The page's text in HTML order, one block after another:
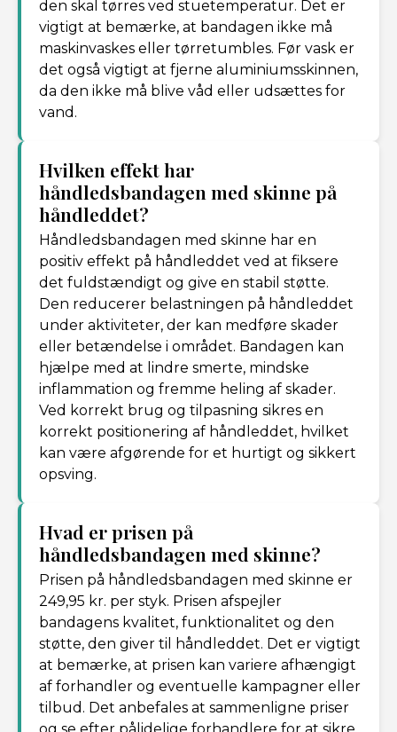
den skal tørres ved stuetemperatur. Det er
vigtigt at bemærke, at bandagen ikke må
maskinvaskes eller tørretumbles. Før vask er
det også vigtigt at fjerne aluminiumsskinnen,
da den ikke må blive våd eller udsættes for
vand.
Hvilken effekt har
håndledsbandagen med skinne på
håndleddet?
Håndledsbandagen med skinne har en
positiv effekt på håndleddet ved at fiksere
det fuldstændigt og give en stabil støtte.
Den reducerer belastningen på håndleddet
under aktiviteter, der kan medføre skader
eller betændelse i området. Bandagen kan
hjælpe med at lindre smerte, mindske
inflammation og fremme heling af skader.
Ved korrekt brug og tilpasning sikres en
korrekt positionering af håndleddet, hvilket
kan være afgørende for et hurtigt og sikkert
opsving.
Hvad er prisen på
håndledsbandagen med skinne?
Prisen på håndledsbandagen med skinne er
249,95 kr. per styk. Prisen afspejler
bandagens kvalitet, funktionalitet og den
støtte, den giver til håndleddet. Det er vigtigt
at bemærke, at prisen kan variere afhængigt
af forhandler og eventuelle kampagner eller
tilbud. Det anbefales at sammenligne priser